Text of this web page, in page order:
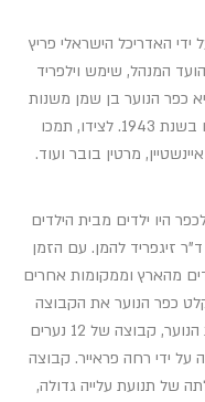
ידי האדריכל הישראלי פריץ
המנהל, שימש וילפריד
כפר הנוער בן שמן משנות
העשרים ועד מותו בשנת 1943. לצידו, תמכו
מרטין בובר ועוד.
היו ילדים מבית הילדים
זיגפריד להמן. עם הזמן
מהארץ וממקומות אחרים
ב- 1932 קלט כפר הנוער את הקבוצה
הראשונה של עליית הנוער, קבוצה של 12 נערים
על ידי רחה פראייר. קבוצה
של תנועת עלייה גדולה,